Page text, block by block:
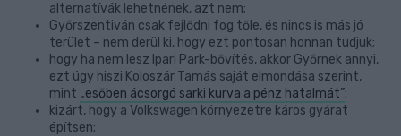
alternatívák lehetnének, azt nem;
Győrszentiván csak fejlődni fog tőle, és nincs is más jó
terület – nem derül ki, hogy ezt pontosan honnan tudjuk;
hogy ha nem lesz Ipari Park-bővítés, akkor Győrnek annyi,
ezt úgy hiszi Koloszár Tamás saját elmondása szerint,
mint „esőben ácsorgó sarki kurva a pénz hatalmát”;
kizárt, hogy a Volkswagen környezetre káros gyárat
építsen;